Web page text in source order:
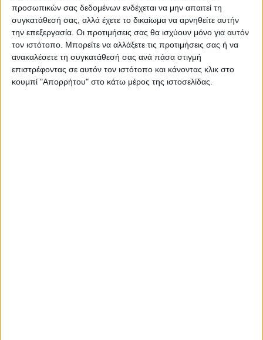
προσωπικών σας δεδομένων ενδέχεται να μην απαιτεί τη
συγκατάθεσή σας, αλλά έχετε το δικαίωμα να αρνηθείτε αυτήν
την επεξεργασία. Οι προτιμήσεις σας θα ισχύουν μόνο για αυτόν
τον ιστότοπο. Μπορείτε να αλλάξετε τις προτιμήσεις σας ή να
ανακαλέσετε τη συγκατάθεσή σας ανά πάσα στιγμή
επιστρέφοντας σε αυτόν τον ιστότοπο και κάνοντας κλικ στο
κουμπί "Απορρήτου" στο κάτω μέρος της ιστοσελίδας.
ΠΑΡΟΜΟΙΑ ΑΡΘΡΑ